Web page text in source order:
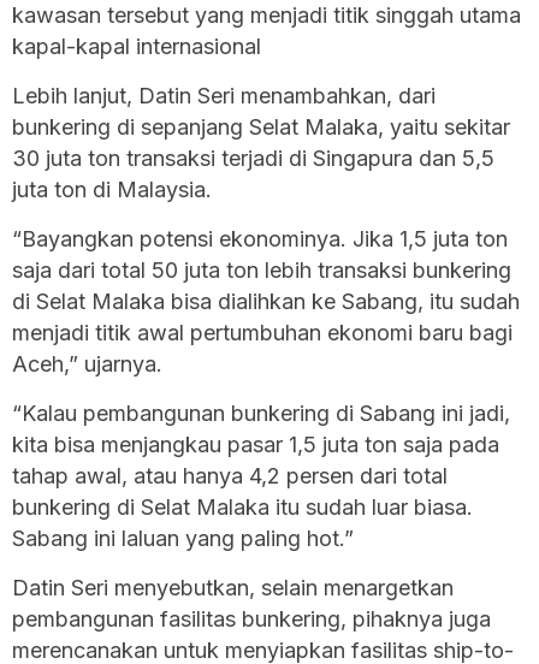
kawasan tersebut yang menjadi titik singgah utama
kapal-kapal internasional
Lebih lanjut, Datin Seri menambahkan, dari
bunkering di sepanjang Selat Malaka, yaitu sekitar
30 juta ton transaksi terjadi di Singapura dan 5,5
juta ton di Malaysia.
“Bayangkan potensi ekonominya. Jika 1,5 juta ton
saja dari total 50 juta ton lebih transaksi bunkering
di Selat Malaka bisa dialihkan ke Sabang, itu sudah
menjadi titik awal pertumbuhan ekonomi baru bagi
Aceh,” ujarnya.
“Kalau pembangunan bunkering di Sabang ini jadi,
kita bisa menjangkau pasar 1,5 juta ton saja pada
tahap awal, atau hanya 4,2 persen dari total
bunkering di Selat Malaka itu sudah luar biasa.
Sabang ini laluan yang paling hot.”
Datin Seri menyebutkan, selain menargetkan
pembangunan fasilitas bunkering, pihaknya juga
merencanakan untuk menyiapkan fasilitas ship-to-